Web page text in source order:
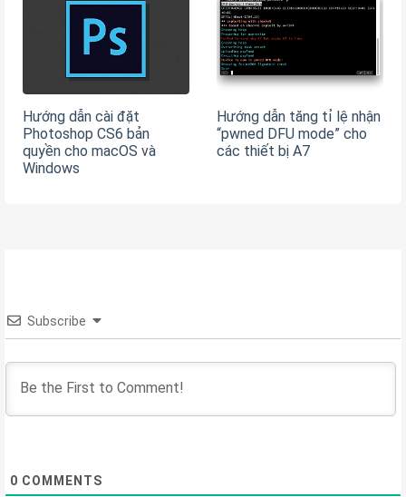
Hướng dẫn cài đặt
Photoshop CS6 bản
quyền cho macOS và
Windows
Hướng dẫn tăng tỉ lệ nhận
“pwned DFU mode” cho
các thiết bị A7
Subscribe
0 COMMENTS